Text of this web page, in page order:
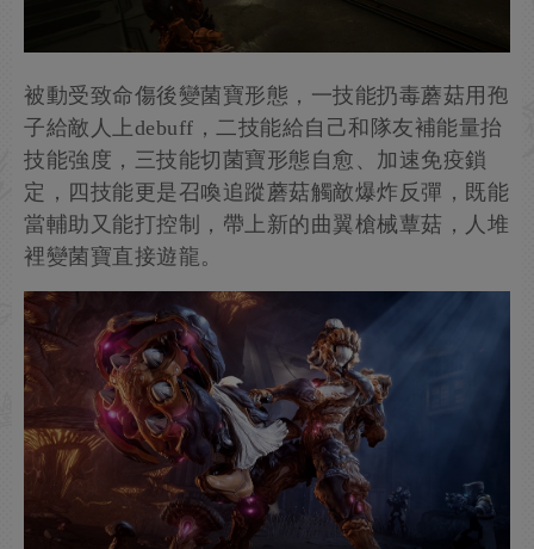
被動受致命傷後變菌寶形態，一技能扔毒蘑菇用孢
子給敵人上debuff，二技能給自己和隊友補能量抬
技能強度，三技能切菌寶形態自愈、加速免疫鎖
定，四技能更是召喚追蹤蘑菇觸敵爆炸反彈，既能
當輔助又能打控制，帶上新的曲翼槍械蕈菇，人堆
裡變菌寶直接遊龍。